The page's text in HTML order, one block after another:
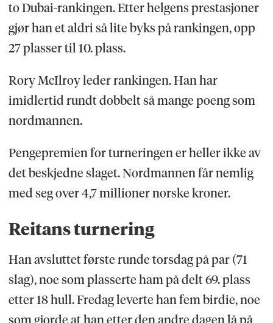
to Dubai-rankingen. Etter helgens prestasjoner
gjør han et aldri så lite byks på rankingen, opp
27 plasser til 10. plass.
Rory McIlroy leder rankingen. Han har
imidlertid rundt dobbelt så mange poeng som
nordmannen.
Pengepremien for turneringen er heller ikke av
det beskjedne slaget. Nordmannen får nemlig
med seg over 4,7 millioner norske kroner.
Reitans turnering
Han avsluttet første runde torsdag på par (71
slag), noe som plasserte ham på delt 69. plass
etter 18 hull. Fredag leverte han fem birdie, noe
som gjorde at han etter den andre dagen lå på